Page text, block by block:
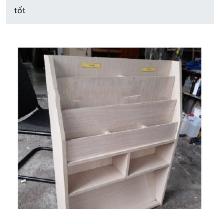
tốt